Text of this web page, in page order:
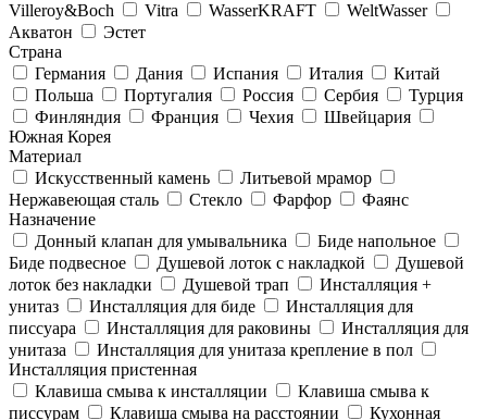
Villeroy&Boсh
Vitra WasserKRAFT
WeltWasser
Акватон
Эстет
Страна
Германия
Дания Испания Италия
Китай
Польша
Португалия Россия Сербия
Турция
Финляндия
Франция Чехия
Швейцария
Южная Корея
Материал
Искусственный камень
Литьевой мрамор
Нержавеющая сталь
Стекло Фарфор
Фаянс
Назначение
Донный клапан для умывальника
Биде напольное
Биде подвесное
Душевой лоток с накладкой
Душевой
лоток без накладки
Душевой трап
Инсталляция +
унитаз
Инсталляция для биде
Инсталляция для
писсуара
Инсталляция для раковины
Инсталляция для
унитаза
Инсталляция для унитаза крепление в пол
Инсталляция пристенная
Клавиша смыва к инсталляции
Клавиша смыва к
писсурам
Клавиша смыва на расстоянии
Кухонная